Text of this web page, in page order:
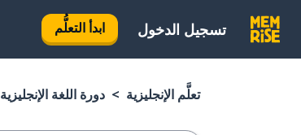
تسجيل الدخول ابدأ التعلُّم
تعلَّم الإنجليزية دورة اللغة الإنجليزية